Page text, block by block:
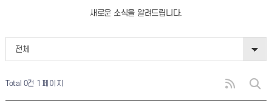
새로운 소식을 알려드립니다.
전체
Total 0건 1 페이지